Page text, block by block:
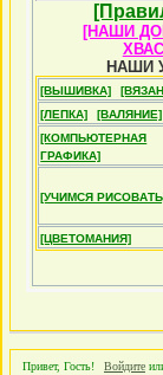
[НАШИ
НАШИ
[ВЫШИВКА]
[ЛЕПКА]
[ВАЛЯНИЕ]
[КОМПЬЮТЕРНАЯ
ГРАФИКА]
[УЧИМСЯ
[ЦВЕТОМАНИЯ]
Привет, Гость! Войдите